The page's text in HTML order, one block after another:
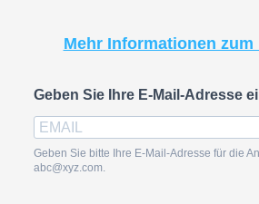
Mehr Informationen zum
Geben Sie Ihre E-Mail-Adresse
Geben Sie bitte Ihre E-Mail-Adresse für die
abc@xyz.com.